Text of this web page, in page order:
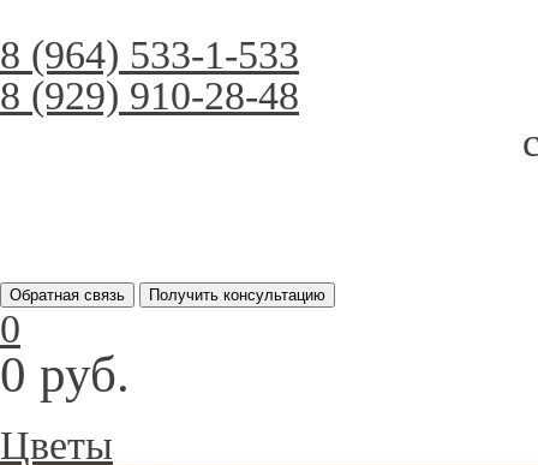
8 (964) 533-1-533
8 (929) 910-28-48
Обратная связь Получить консультацию
0
0 руб.
Цветы